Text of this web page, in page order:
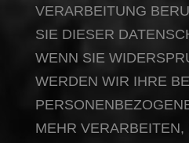
VERARBEITUNG
SIE DIESER
WENN SIE
WERDEN WIR IHRE
MEHR